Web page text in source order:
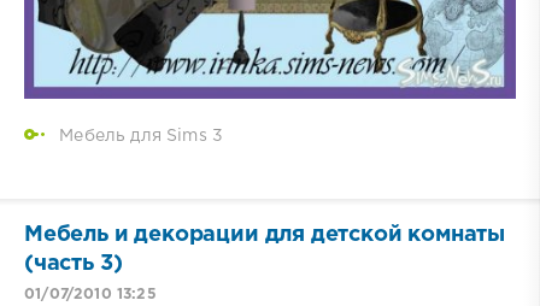
Мебель для Sims 3
Мебель и декорации для детской комнаты
(часть 3)
01/07/2010 13:25